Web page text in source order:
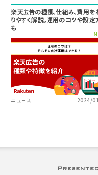
楽天広告の種類、仕組み、費用を
りやすく解説。運用のコツや設定
も
ニュース 2024/